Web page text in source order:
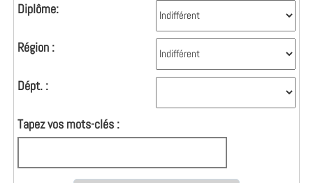
Diplôme:
Région :
Dépt. :
Tapez vos mots-clés :